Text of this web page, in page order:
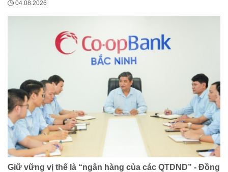
04.08.2026
Giữ vững vị thế là “ngân hàng của các QTDND” - Đồng